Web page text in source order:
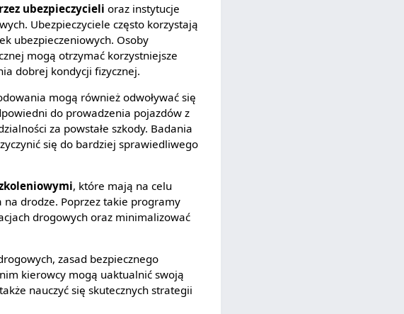
ubezpieczycieli oraz instytucje
Ubezpieczyciele często korzystają
ubezpieczeniowych. Osoby
mogą otrzymać korzystniejsze
dobrej kondycji fizycznej.
mogą również odwoływać się
do prowadzenia pojazdów z
za powstałe szkody. Badania
się do bardziej sprawiedliwego
, które mają na celu
drodze. Poprzez takie programy
drogowych oraz minimalizować
zasad bezpiecznego
kierowcy mogą uaktualnić swoją
nauczyć się skutecznych strategii